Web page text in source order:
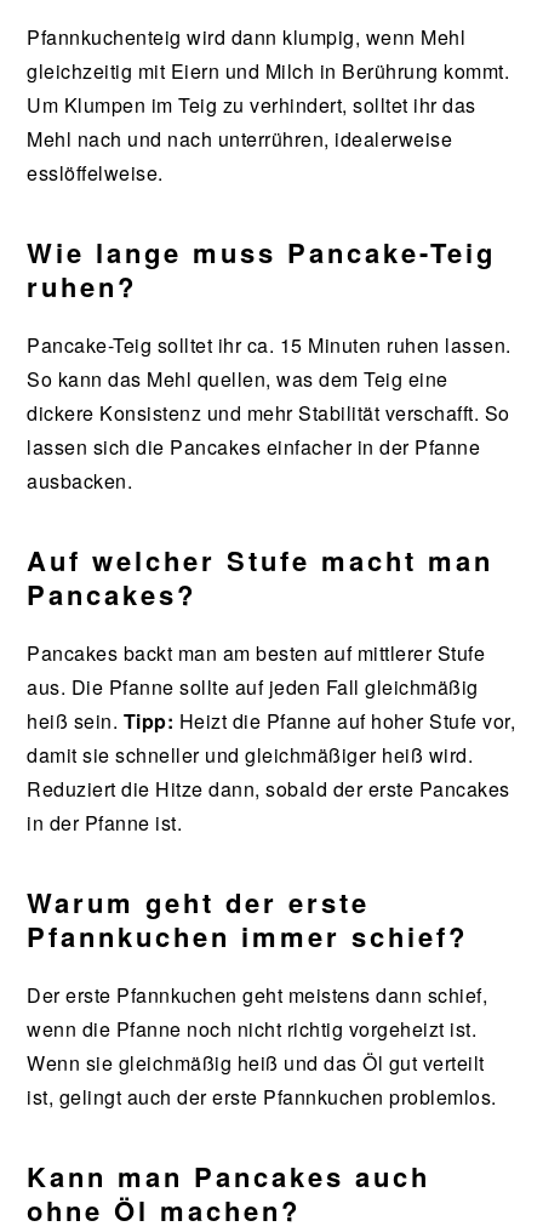
Pfannkuchenteig wird dann klumpig, wenn Mehl
gleichzeitig mit Eiern und Milch in Berührung kommt.
Um Klumpen im Teig zu verhindert, solltet ihr das
Mehl nach und nach unterrühren, idealerweise
esslöffelweise.
Wie lange muss Pancake-Teig
ruhen?
Pancake-Teig solltet ihr ca. 15 Minuten ruhen lassen.
So kann das Mehl quellen, was dem Teig eine
dickere Konsistenz und mehr Stabilität verschafft. So
lassen sich die Pancakes einfacher in der Pfanne
ausbacken.
Auf welcher Stufe macht man
Pancakes?
Pancakes backt man am besten auf mittlerer Stufe
aus. Die Pfanne sollte auf jeden Fall gleichmäßig
heiß sein. Tipp: Heizt die Pfanne auf hoher Stufe vor,
damit sie schneller und gleichmäßiger heiß wird.
Reduziert die Hitze dann, sobald der erste Pancakes
in der Pfanne ist.
Warum geht der erste
Pfannkuchen immer schief?
Der erste Pfannkuchen geht meistens dann schief,
wenn die Pfanne noch nicht richtig vorgeheizt ist.
Wenn sie gleichmäßig heiß und das Öl gut verteilt
ist, gelingt auch der erste Pfannkuchen problemlos.
Kann man Pancakes auch
ohne Öl machen?